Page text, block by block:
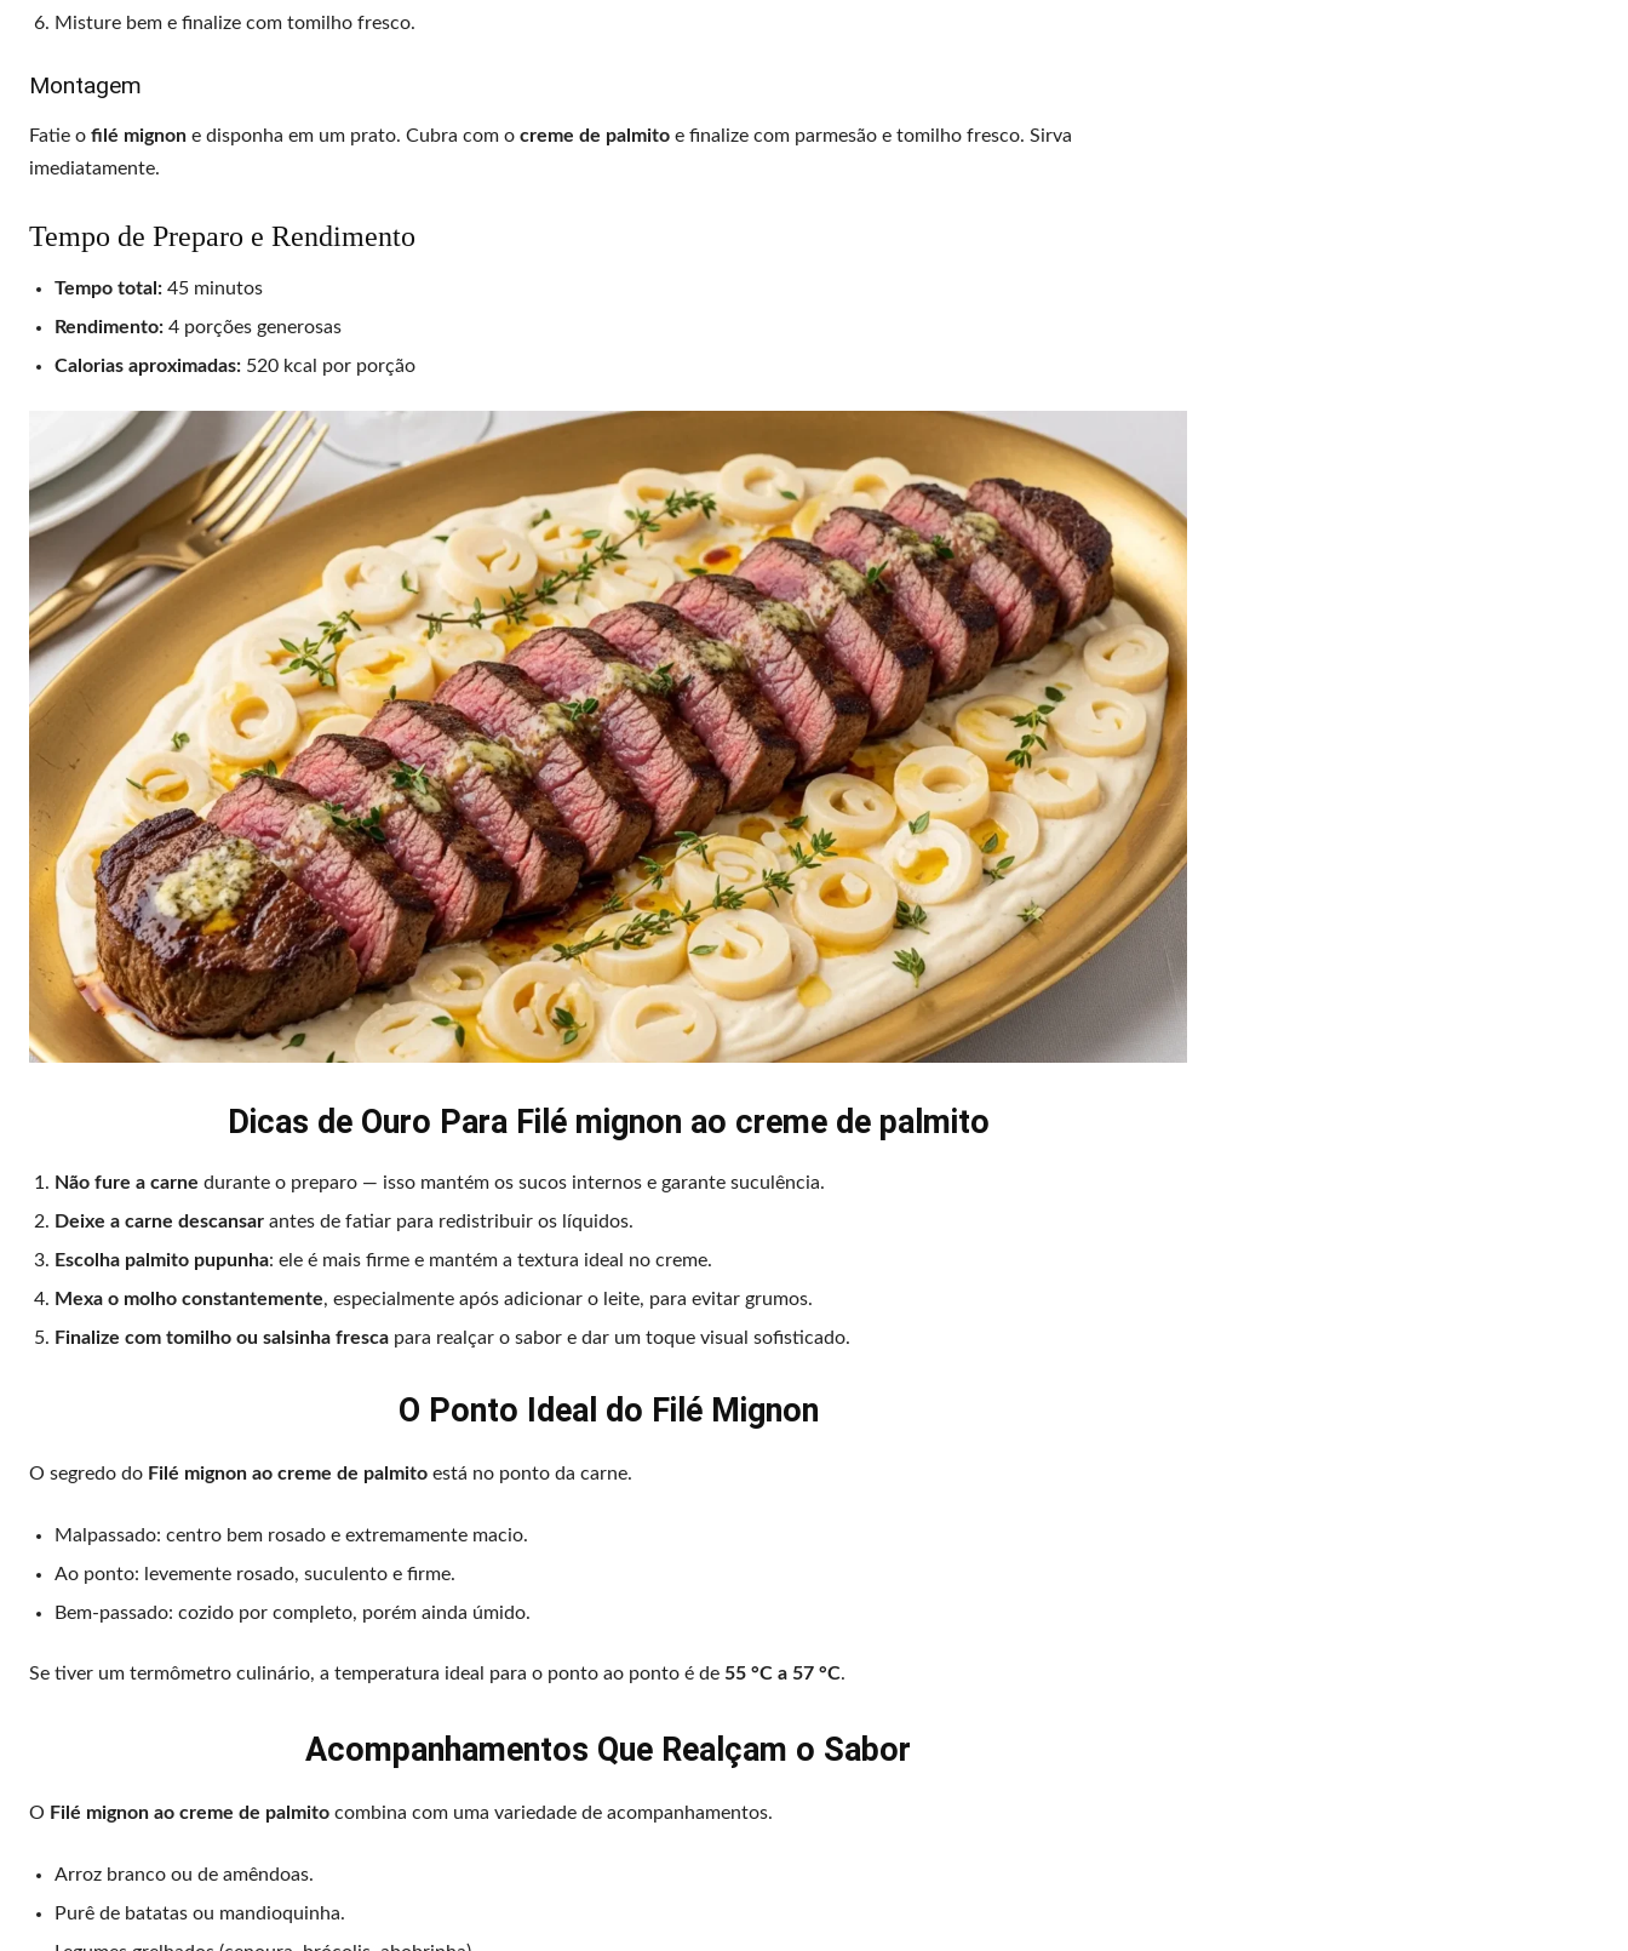
Misture bem e finalize com tomilho fresco.
Montagem
Fatie o filé mignon e disponha em um prato. Cubra com o creme de palmito e finalize com parmesão e tomilho fresco. Sirva
imediatamente.
Tempo de Preparo e Rendimento
Tempo total: 45 minutos
Rendimento: 4 porções generosas
Calorias aproximadas: 520 kcal por porção
Dicas de Ouro Para Filé mignon ao creme de palmito
Não fure a carne durante o preparo — isso mantém os sucos internos e garante suculência.
Deixe a carne descansar antes de fatiar para redistribuir os líquidos.
Escolha palmito pupunha: ele é mais firme e mantém a textura ideal no creme.
Mexa o molho constantemente, especialmente após adicionar o leite, para evitar grumos.
Finalize com tomilho ou salsinha fresca para realçar o sabor e dar um toque visual sofisticado.
O Ponto Ideal do Filé Mignon
O segredo do Filé mignon ao creme de palmito está no ponto da carne.
Malpassado: centro bem rosado e extremamente macio.
Ao ponto: levemente rosado, suculento e firme.
Bem-passado: cozido por completo, porém ainda úmido.
Se tiver um termômetro culinário, a temperatura ideal para o ponto ao ponto é de 55 °C a 57 °C.
Acompanhamentos Que Realçam o Sabor
O Filé mignon ao creme de palmito combina com uma variedade de acompanhamentos.
Arroz branco ou de amêndoas.
Purê de batatas ou mandioquinha.